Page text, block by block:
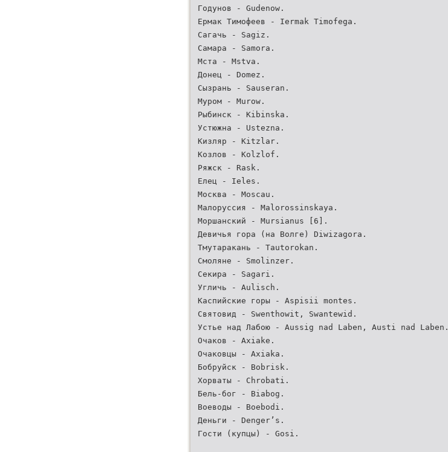
Годунов - Gudenow.
Ермак Тимофеев - Iermak Timofega.
Сагачь - Sagiz.
Самара - Samora.
Мста - Mstva.
Донец - Domez.
Сызрань - Sauseran.
Муром - Murow.
Рыбинск - Kibinska.
Устюжна - Ustezna.
Кизляр - Kitzlar.
Козлов - Кolzlof.
Ряжск - Rask.
Елец - Ieles.
Москва - Moscau.
Малоруссия - Malorossinskaya.
Моршанский - Mursianus [6].
Девичья гора (на Волге) Diwizagora.
Тмутаракань - Tautorokan.
Смоляне - Smolinzer.
Секира - Sagari.
Угличь - Aulisch.
Каспийские горы - Aspisii montes.
Святовид - Swenthowit, Swantewid.
Устье над Лабою - Aussig nad Laben, Austi nad Laben.
Очаков - Axiake.
Очаковцы - Axiaka.
Бобруйск - Bobrisk.
Хорваты - Chrobati.
Бель-бог - Biabog.
Воеводы - Boebodi.
Деньги - Denger’s.
Гости (купцы) - Gosi.